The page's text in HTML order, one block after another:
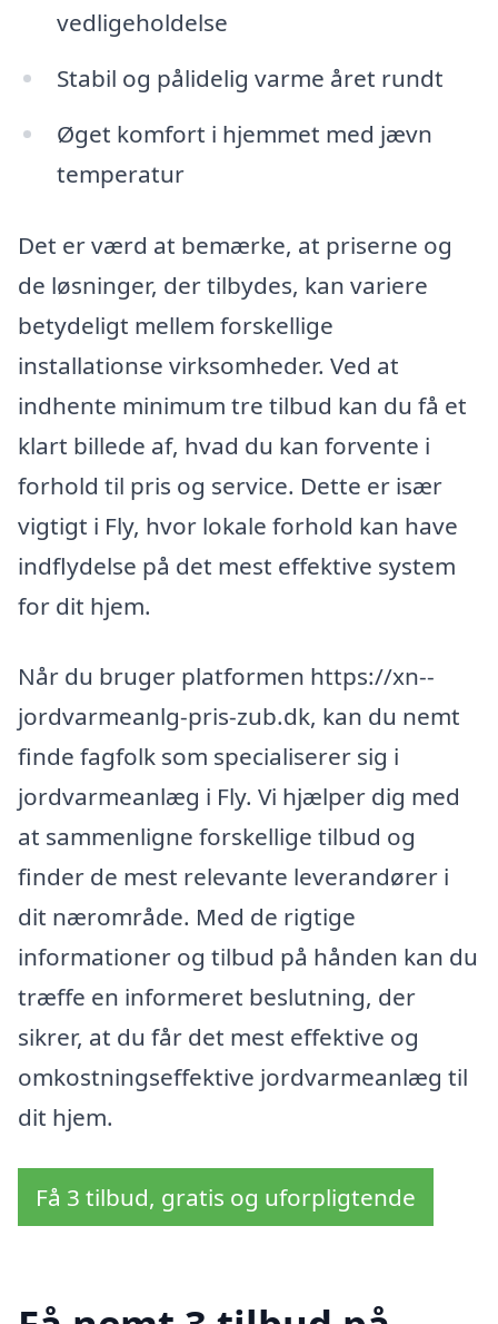
vedligeholdelse
Stabil og pålidelig varme året rundt
Øget komfort i hjemmet med jævn
temperatur
Det er værd at bemærke, at priserne og
de løsninger, der tilbydes, kan variere
betydeligt mellem forskellige
installationse virksomheder. Ved at
indhente minimum tre tilbud kan du få et
klart billede af, hvad du kan forvente i
forhold til pris og service. Dette er især
vigtigt i Fly, hvor lokale forhold kan have
indflydelse på det mest effektive system
for dit hjem.
Når du bruger platformen https://xn--
jordvarmeanlg-pris-zub.dk, kan du nemt
finde fagfolk som specialiserer sig i
jordvarmeanlæg i Fly. Vi hjælper dig med
at sammenligne forskellige tilbud og
finder de mest relevante leverandører i
dit nærområde. Med de rigtige
informationer og tilbud på hånden kan du
træffe en informeret beslutning, der
sikrer, at du får det mest effektive og
omkostningseffektive jordvarmeanlæg til
dit hjem.
Få 3 tilbud, gratis og uforpligtende